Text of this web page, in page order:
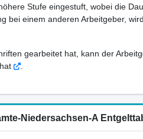
Stufe eingestuft, wobei die
bei einem anderen Arbeitgeber,
gearbeitet hat, kann der
hat
Niedersachsen-A